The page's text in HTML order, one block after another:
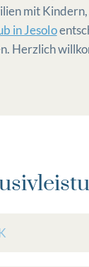
mit
in Jesolo
Herzlich